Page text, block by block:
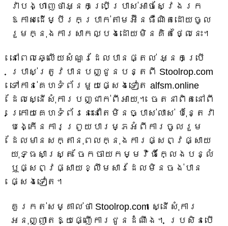
វាបង្ហាញថាអ្នកប្រើប្រាស់អាចស្វែងរក
ឱកាសដើម្បីរកប្រាក់តាមអ៊ីនធឺណិតដោយចូល
រួមក្នុងការសាកល្បងដោយមិនគិតថ្លៃនេះ។
នៅពេលឆ្លើយសំណួរដែលបានផ្តល់ អ្នកប្រើ
ប្រាស់ត្រូវបានបញ្ជូនបន្តពី Stoolrop.com
ទៅកាន់គេហទំព័រមួយផ្សេងទៀត alfsm.online
ដែលស្នើសុំការបញ្ជាក់ពីអាយុ។ ចេតនាពិតនៅពី
ក្រោយគេហទំព័រនេះនៅតែមិនច្បាស់លាស់ ប៉ុន្តែវា
បង្កើនការព្រួយបារម្ភអំពីការចូលរួម
ដែលមានសក្តានុពលក្នុងការផ្សព្វផ្សាយ
យុទ្ធសាស្ត្រ ចែកចាយកម្មវិធីក្លែងបន្លំ
ឬផ្សព្វផ្សាយខ្លឹមសារដែលមិនចង់បាន
ផ្សេងទៀត។
គួរកត់សម្គាល់ថា Stoolrop.com ស្នើសុំការ
អនុញ្ញាតឱ្យផ្ញើការជូនដំណឹង។ ប្រសិនបើ